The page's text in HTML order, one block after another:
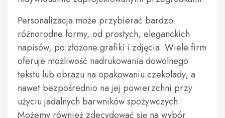
Personalizacja może przybierać bardzo
różnorodne formy, od prostych, eleganckich
napisów, po złożone grafiki i zdjęcia. Wiele firm
oferuje możliwość nadrukowania dowolnego
tekstu lub obrazu na opakowaniu czekolady, a
nawet bezpośrednio na jej powierzchni przy
użyciu jadalnych barwników spożywczych.
Możemy również zdecydować się na wybór